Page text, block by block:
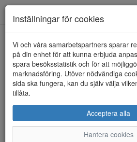
HEM SKECHERS
Inställningar för cookies
Vi och våra samarbetspartners sparar
på din enhet för att kunna erbjuda
spara besöksstatistik och för att
marknadsföring. Utöver nödvändiga
sida ska fungera, kan du själv välja
tillåta.
Acceptera alla
Hantera cookies